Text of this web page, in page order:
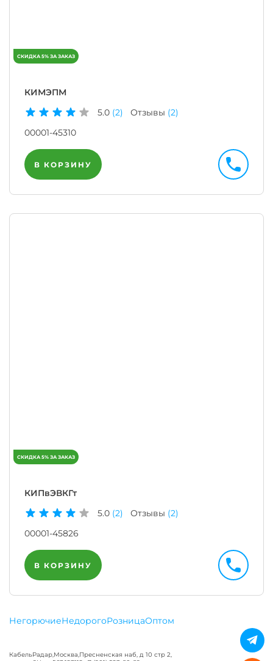
КИМЭПМ
5.0 (2) Отзывы (2)
00001-45310
В КОРЗИНУ
КИПвЭВКГт
5.0 (2) Отзывы (2)
00001-45826
В КОРЗИНУ
НегорючиеНедорогоРозницаОптом
КабельРадар,Москва,Пресненская наб, д 10 стр 2,